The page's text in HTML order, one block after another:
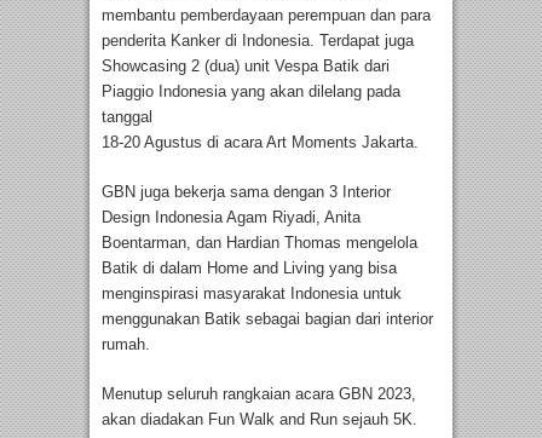
membantu pemberdayaan perempuan dan para
penderita Kanker di Indonesia. Terdapat juga
Showcasing 2 (dua) unit Vespa Batik dari
Piaggio Indonesia yang akan dilelang pada
tanggal
18-20 Agustus di acara Art Moments Jakarta.
GBN juga bekerja sama dengan 3 Interior
Design Indonesia Agam Riyadi, Anita
Boentarman, dan Hardian Thomas mengelola
Batik di dalam Home and Living yang bisa
menginspirasi masyarakat Indonesia untuk
menggunakan Batik sebagai bagian dari interior
rumah.
Menutup seluruh rangkaian acara GBN 2023,
akan diadakan Fun Walk and Run sejauh 5K.